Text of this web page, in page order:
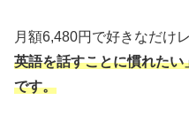
月額6,480円で好きなだけ
英語を話すことに慣れた
です。